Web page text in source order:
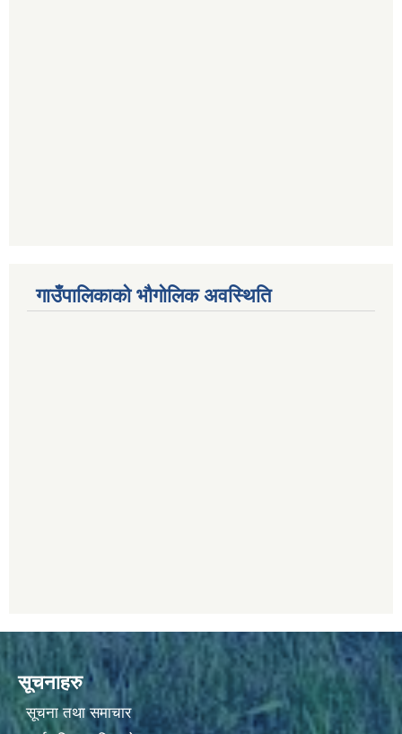
गाउँपालिकाको भौगोलिक अवस्थिति
सूचनाहरु
सूचना तथा समाचार